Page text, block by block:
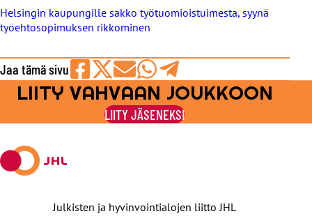
Helsingin kaupungille sakko työtuomioistuimesta, syynä
työehtosopimuksen rikkominen
Jaa tämä sivu
Jaa
Facebookissa
Jaa
viestipalvelu
X:ssä
Jaa
sähköpostilla
Jaa
WhatsAppilla
Jaa
Telegramilla
LIITY VAHVAAN JOUKKOON
LIITY JÄSENEKSI
Julkisten ja hyvinvointialojen liitto JHL